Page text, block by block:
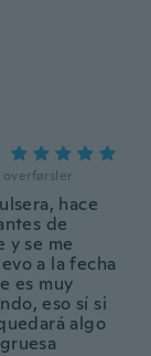
overførsler
hace
de
y se me
a la fecha
es muy
eso sí si
algo